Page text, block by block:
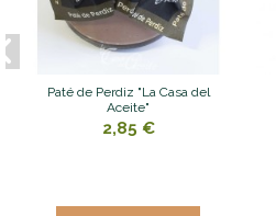
Paté de Perdiz "La Casa del
Aceite"
2,85 €